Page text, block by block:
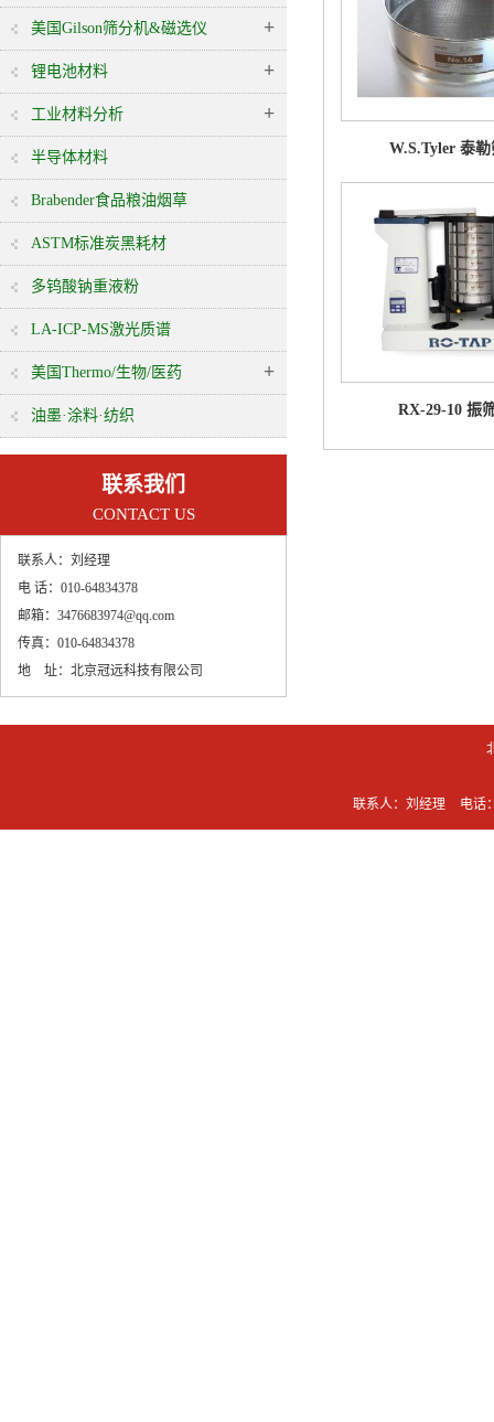
美国Gilson筛分机&磁选仪 +
锂电池材料 +
工业材料分析 +
半导体材料
Brabender食品粮油烟草
ASTM标准炭黑耗材
多钨酸钠重液粉
LA-ICP-MS激光质谱
美国Thermo/生物/医药 +
油墨·涂料·纺织
联系我们
CONTACT US
联系人： 刘经理
电 话： 010-64834378
邮箱： 3476683974@qq.com
传真： 010-64834378
地 址： 北京冠远科技有限公司
W.S.Tyler 泰勒
RX-29-10 振
联系人：刘经理 电话